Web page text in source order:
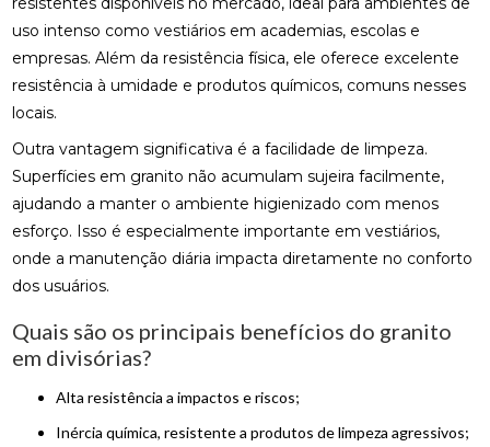
uso intenso como vestiários em academias, escolas e
empresas. Além da resistência física, ele oferece excelente
resistência à umidade e produtos químicos, comuns nesses
locais.
Outra vantagem significativa é a facilidade de limpeza.
Superfícies em granito não acumulam sujeira facilmente,
ajudando a manter o ambiente higienizado com menos
esforço. Isso é especialmente importante em vestiários,
onde a manutenção diária impacta diretamente no conforto
dos usuários.
Quais são os principais benefícios do granito
em divisórias?
Alta resistência a impactos e riscos;
Inércia química, resistente a produtos de limpeza agressivos;